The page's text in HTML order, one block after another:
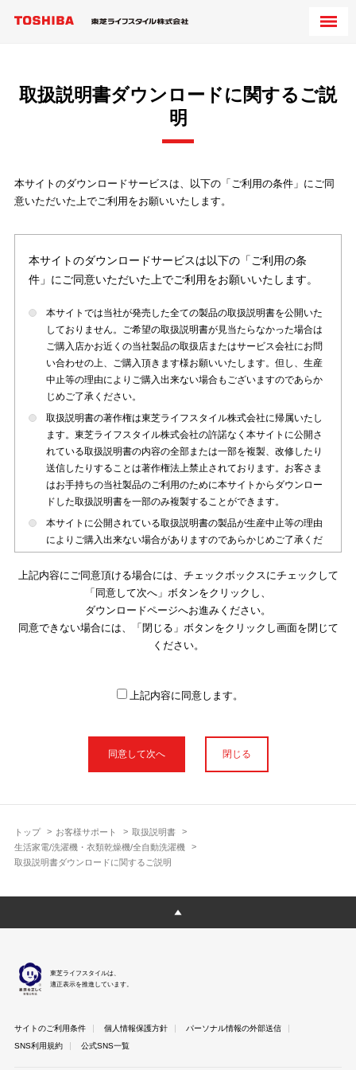
トップ お客様サポート
取扱説明書
生活家電/洗濯機・衣類乾燥機/全自動洗濯機
取扱説明書ダウンロードに関するご説明
取扱説明書ダウンロードに関するご説
明
本サイトのダウンロードサービスは、以下の「ご利用の条件」にご同
意いただいた上でご利用をお願いいたします。
本サイトのダウンロードサービスは以下の「ご利用の条
件」にご同意いただいた上でご利用をお願いいたします。
本サイトでは当社が発売した全ての製品の取扱説明書を公開いた
しておりません。ご希望の取扱説明書が見当たらなかった場合は
ご購入店かお近くの当社製品の取扱店またはサービス会社にお問
い合わせの上、ご購入頂きます様お願いいたします。但し、生産
中止等の理由によりご購入出来ない場合もございますのであらか
じめご了承ください。
取扱説明書の著作権は東芝ライフスタイル株式会社に帰属いたし
ます。東芝ライフスタイル株式会社の許諾なく本サイトに公開さ
れている取扱説明書の内容の全部または一部を複製、改修したり
送信したりすることは著作権法上禁止されております。お客さま
はお手持ちの当社製品のご利用のために本サイトからダウンロー
ドした取扱説明書を一部のみ複製することができます。
本サイトに公開されている取扱説明書の製品が生産中止等の理由
によりご購入出来ない場合がありますのであらかじめご了承くだ
本サイトに公開されている取扱説明書は、製品が発売された時点
のものを掲載しております。従いまして本サイトに掲載されてい
る取扱説明書の記載内容とお客さまがお持ちの製品の仕様がその
後のマイナーチェンジ等で変更になる場合がございます。本サイ
トに公開されている取扱説明書の内容とお手持ちの製品の仕様に
使用上のご注意や安全上のご注意、また測定基準や数値等は取扱
説明書が作成された時点での基準に応じた内容となっております
明書以外の印刷物が同梱されている場合がありますが、本サイト
ではそれらを全て公開しておりませんのであらかじめご了承くだ
さい。
ございますのであらかじめご了承ください。
のであらかじめご了承ください。
上記内容にご同意頂ける場合には、チェックボックスにチェックして
「同意して次へ」ボタンをクリックし、
ダウンロードページへお進みください。
同意できない場合には、「閉じる」ボタンをクリックし画面を閉じて
ください。
上記内容に同意します。
閉じる
東芝ライフスタイルは、
適正表示を推進しています。
サイトのご利用条件 個人情報保護方針
パーソナル情報の外部送信
SNS利用規約
公式SNS一覧